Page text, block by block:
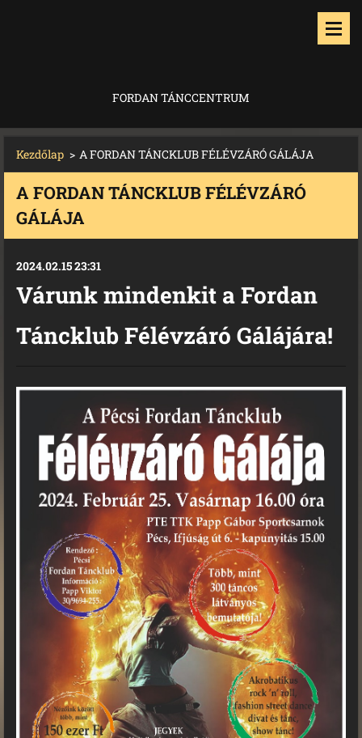
FORDAN TÁNCCENTRUM
Kezdőlap > A FORDAN TÁNCKLUB FÉLÉVZÁRÓ GÁLÁJA
A FORDAN TÁNCKLUB FÉLÉVZÁRÓ
GÁLÁJA
2024.02.15 23:31
Várunk mindenkit a Fordan
Táncklub Félévzáró Gálájára!